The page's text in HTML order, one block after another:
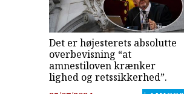
Det er højesterets absolutte
overbevisning “at
amnestiloven krænker
lighed og retssikkerhed”.